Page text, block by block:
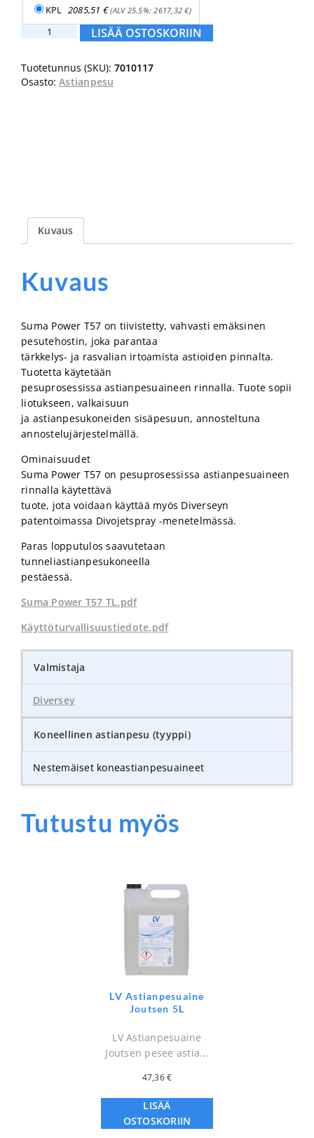
KPL 2085,51 €(ALV 25.5%:2617,32€)
200L
määrä
LISÄÄ OSTOSKORIIN
Tuotetunnus (SKU): 7010117
Osasto: Astianpesu
Kuvaus
Kuvaus
Suma Power T57 on tiivistetty, vahvasti emäksinen
pesutehostin, joka parantaa
tärkkelys- ja rasvalian irtoamista astioiden pinnalta.
Tuotetta käytetään
pesuprosessissa astianpesuaineen rinnalla. Tuote sopii
liotukseen, valkaisuun
ja astianpesukoneiden sisäpesuun, annosteltuna
annostelujärjestelmällä.
Ominaisuudet
Suma Power T57 on pesuprosessissa astianpesuaineen
rinnalla käytettävä
tuote, jota voidaan käyttää myös Diverseyn
patentoimassa Divojetspray -menetelmässä.
Paras lopputulos saavutetaan
tunneliastianpesukoneella
pestäessä.
Suma Power T57 TL.pdf
Käyttöturvallisuustiedote.pdf
Valmistaja
Diversey
Koneellinen astianpesu (tyyppi)
Nestemäiset koneastianpesuaineet
Tutustu myös
LV Astianpesuaine
Joutsen 5L
LV Astianpesuaine
Joutsen pesee astia...
47,36€
LISÄÄ
OSTOSKORIIN